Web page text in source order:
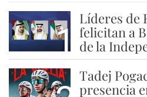
1
Líderes de
felicitan a
de la
Tadej
presencia